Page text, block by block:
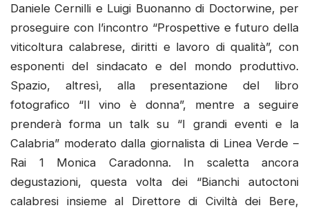
Daniele Cernilli e Luigi Buonanno di Doctorwine, per
proseguire con l’incontro “Prospettive e futuro della
viticoltura calabrese, diritti e lavoro di qualità”, con
esponenti del sindacato e del mondo produttivo.
Spazio, altresì, alla presentazione del libro
fotografico “Il vino è donna”, mentre a seguire
prenderà forma un talk su “I grandi eventi e la
Calabria” moderato dalla giornalista di Linea Verde –
Rai 1 Monica Caradonna. In scaletta ancora
degustazioni, questa volta dei “Bianchi autoctoni
calabresi insieme al Direttore di Civiltà dei Bere,